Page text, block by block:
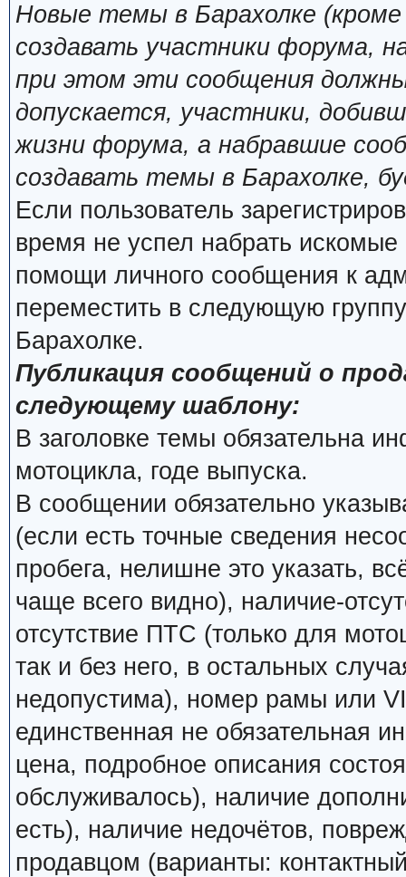
Новые темы в Барахолке
создавать участники форума,
при этом эти сообщения
допускается, участники,
жизни форума, а набравшие
создавать темы в Барахолке,
Если пользователь
время не успел набрать
помощи личного сообщения к
переместить в следующую
Барахолке.
Публикация сообщений о
следующему шаблону:
В заголовке темы обязательна
мотоцикла, годе выпуска.
В сообщении обязательно
(если есть точные сведения
пробега, нелишне это указать,
чаще всего видно), наличие-
отсутствие ПТС (только для
так и без него, в остальных
недопустима), номер рамы или
единственная не обязательная
цена, подробное описания
обслуживалось), наличие
есть), наличие недочётов,
продавцом (варианты: